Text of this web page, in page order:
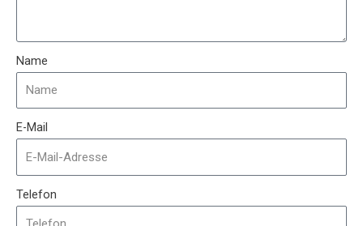
Name
E-Mail
Telefon